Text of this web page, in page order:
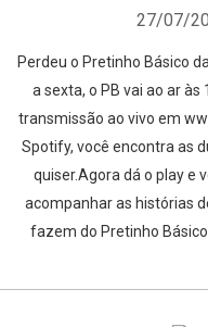
27/07/
Perdeu o Pretinho Básico
a sexta, o PB vai ao ar
transmissão ao vivo em
Spotify, você encontra as
quiser.Agora dá o play e
acompanhar as histórias
fazem do Pretinho